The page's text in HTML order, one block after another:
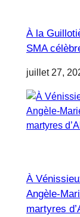
À la
SMA
juillet 27,
À
Angèle-
martyres